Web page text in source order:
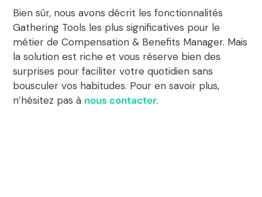
Bien sûr, nous avons décrit les fonctionnalités
Gathering Tools les plus significatives pour le
métier de Compensation & Benefits Manager. Mais
la solution est riche et vous réserve bien des
surprises pour faciliter votre quotidien sans
bousculer vos habitudes. Pour en savoir plus,
n’hésitez pas à nous contacter.